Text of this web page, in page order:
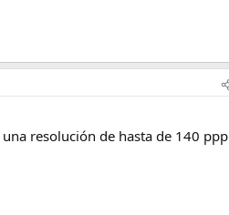
resolución de hasta de 140 ppp